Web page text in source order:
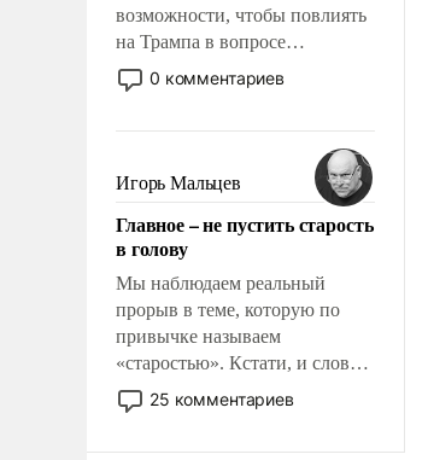
возможности, чтобы повлиять
на Трампа в вопросе
предоставления вооружений
своим нанимателям. Вероятно,
консультирует Киев, пришла в
голову мысль: хорошо бы
продемонстрировать, что
Украина вступила в
вооруженное противостояние
с Ираном.
0 комментариев
Игорь Мальцев
Главное – не пустить старость
в голову
Мы наблюдаем реальный
прорыв в теме, которую по
привычке называем
«старостью». Кстати, и слово-
то это уже стараются не
использовать – так же, как
25 комментариев